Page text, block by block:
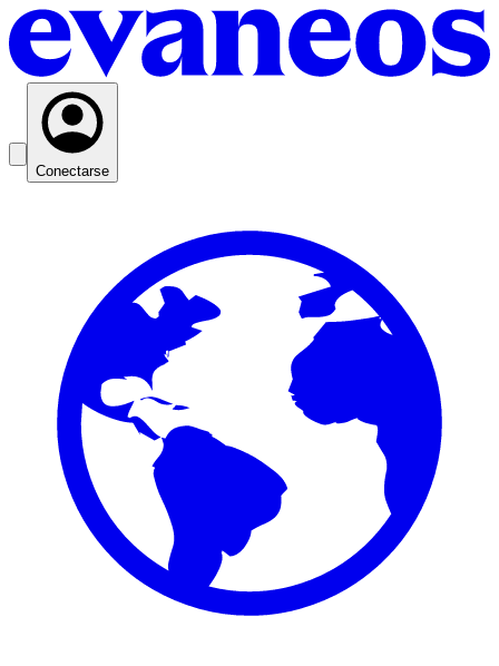
Conectarse